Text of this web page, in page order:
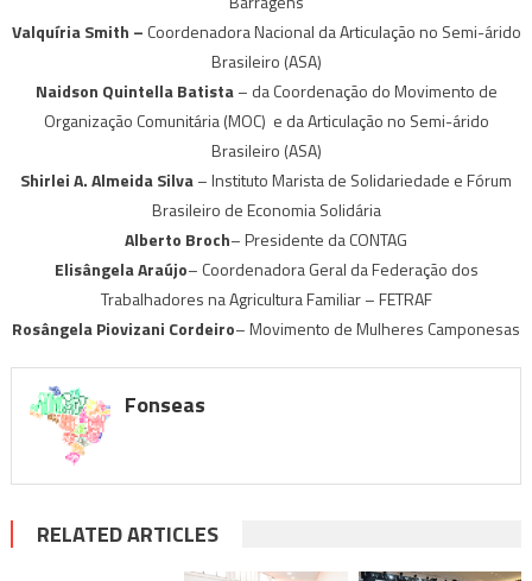
Valquíria Smith – Coordenadora Nacional da Articulação no Semi-árido
Brasileiro (ASA)
Naidson Quintella Batista– da Coordenação do Movimento de
Organização Comunitária (MOC) e da Articulação no Semi-árido
Brasileiro (ASA)
Shirlei A. Almeida Silva– Instituto Marista de Solidariedade e Fórum
Brasileiro de Economia Solidária
Alberto Broch– Presidente da CONTAG
Elisângela Araújo– Coordenadora Geral da Federação dos
Trabalhadores na Agricultura Familiar – FETRAF
Rosângela Piovizani Cordeiro– Movimento de Mulheres Camponesas
Fonseas
RELATED ARTICLES